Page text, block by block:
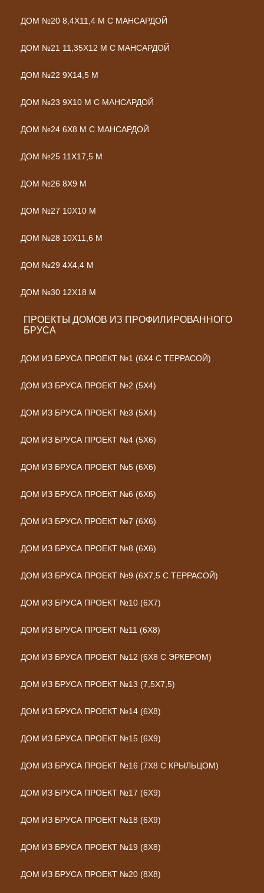
ДОМ №20 8,4Х11,4 М С МАНСАРДОЙ
ДОМ №21 11,35Х12 М С МАНСАРДОЙ
ДОМ №22 9Х14,5 М
ДОМ №23 9Х10 М С МАНСАРДОЙ
ДОМ №24 6Х8 М С МАНСАРДОЙ
ДОМ №25 11Х17,5 М
ДОМ №26 8Х9 М
ДОМ №27 10Х10 М
ДОМ №28 10Х11,6 М
ДОМ №29 4Х4,4 М
ДОМ №30 12Х18 М
ПРОЕКТЫ ДОМОВ ИЗ ПРОФИЛИРОВАННОГО
БРУСА
ДОМ ИЗ БРУСА ПРОЕКТ №1 (6Х4 С ТЕРРАСОЙ)
ДОМ ИЗ БРУСА ПРОЕКТ №2 (5Х4)
ДОМ ИЗ БРУСА ПРОЕКТ №3 (5Х4)
ДОМ ИЗ БРУСА ПРОЕКТ №4 (5Х6)
ДОМ ИЗ БРУСА ПРОЕКТ №5 (6Х6)
ДОМ ИЗ БРУСА ПРОЕКТ №6 (6Х6)
ДОМ ИЗ БРУСА ПРОЕКТ №7 (6Х6)
ДОМ ИЗ БРУСА ПРОЕКТ №8 (6Х6)
ДОМ ИЗ БРУСА ПРОЕКТ №9 (6Х7,5 С ТЕРРАСОЙ)
ДОМ ИЗ БРУСА ПРОЕКТ №10 (6Х7)
ДОМ ИЗ БРУСА ПРОЕКТ №11 (6Х8)
ДОМ ИЗ БРУСА ПРОЕКТ №12 (6Х8 С ЭРКЕРОМ)
ДОМ ИЗ БРУСА ПРОЕКТ №13 (7,5Х7,5)
ДОМ ИЗ БРУСА ПРОЕКТ №14 (6Х8)
ДОМ ИЗ БРУСА ПРОЕКТ №15 (6Х9)
ДОМ ИЗ БРУСА ПРОЕКТ №16 (7Х8 С КРЫЛЬЦОМ)
ДОМ ИЗ БРУСА ПРОЕКТ №17 (6Х9)
ДОМ ИЗ БРУСА ПРОЕКТ №18 (6Х9)
ДОМ ИЗ БРУСА ПРОЕКТ №19 (8Х8)
ДОМ ИЗ БРУСА ПРОЕКТ №20 (8Х8)